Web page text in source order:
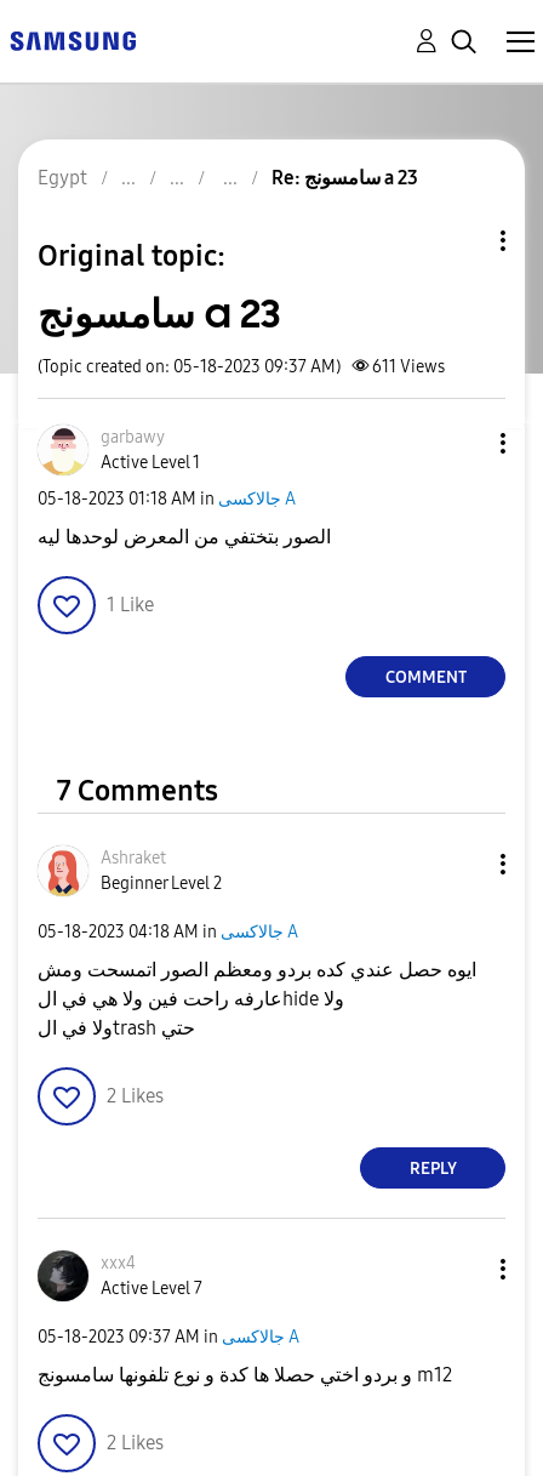
Egypt Re: سامسونج a 23
Original topic:
سامسونج a 23
(Topic created on: 05-18-2023 09:37 AM) 611 Views
garbawy
Active Level 1
‎05-18-2023 01:18 AM in جالاكسى A
1 Like
COMMENT
7 Comments
Ashraket
Beginner Level 2
‎05-18-2023 04:18 AM in جالاكسى A
ايوه حصل عندي كده بردو ومعظم الصور اتمسحت ومش
عارفه راحت فين ولا هي في الhide ولا
ولا في الtrash حتي
2 Likes
REPLY
xxx4
Active Level 7
‎05-18-2023 09:37 AM in جالاكسى A
و بردو اختي حصلا ها كدة و نوع تلفونها سامسونج m12
2 Likes